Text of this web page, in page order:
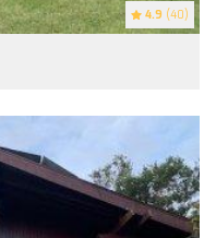
4.9 (40)